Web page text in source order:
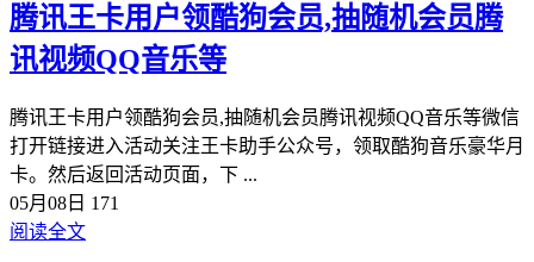
腾‪讯王‪卡用户领酷狗会‪员,抽随机会‪员腾
讯视频QQ音乐等
腾‪讯王‪卡用户领酷狗会‪员,抽随机会‪员腾讯视频QQ音乐等微‪信
打开链接进入活动关注王‪卡助手公众号，领‪取酷狗音乐豪华月‪
卡。然后返回活动页面，下 ...
05月08日 171
阅读全文